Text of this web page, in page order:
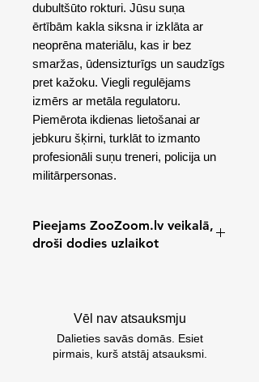
dubultšūto rokturi. Jūsu suņa
ērtībām kakla siksna ir izklāta ar
neoprēna materiālu, kas ir bez
smaržas, ūdensizturīgs un saudzīgs
pret kažoku. Viegli regulējams
izmērs ar metāla regulatoru.
Piemērota ikdienas lietošanai ar
jebkuru šķirni, turklāt to izmanto
profesionāli suņu treneri, policija un
militārpersonas.
Pieejams ZooZoom.lv veikalā,
droši dodies uzlaikot
Vēl nav atsauksmju
Dalieties savās domās. Esiet
pirmais, kurš atstāj atsauksmi.